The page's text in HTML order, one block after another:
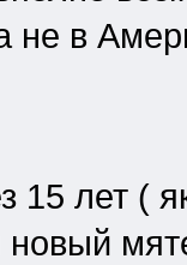
не в
15 лет (
новый